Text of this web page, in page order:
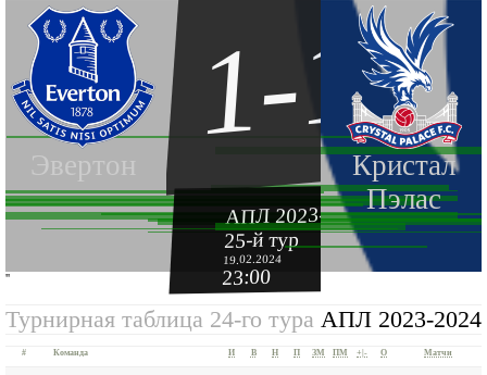
Эвертон
Кристал
Пэлас
1-1
АПЛ 2023-2024
25-й тур
19.02.2024
23:00
''
Турнирная таблица 24-го тура АПЛ 2023-2024
# Команда И В Н П ЗМ ПМ +|- О Матчи